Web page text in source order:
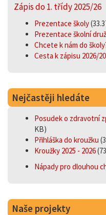
Zápis do 1. třídy 2025/26
Prezentace školy
Prezentace školní
Chcete k nám do
Cesta k zápisu 2026/
Nejčastěji hledáte
Posudek o zdravotní
KB)
Přihláška do kroužku
Kroužky 2025 - 2026
Nápady pro dlouhou
Naše projekty